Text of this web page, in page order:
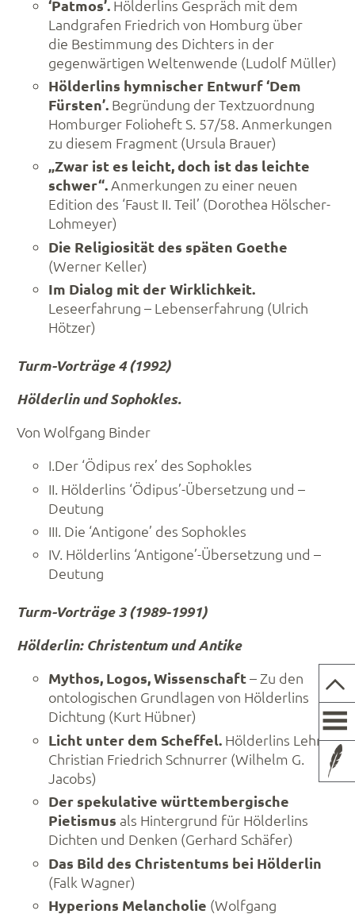
‘Patmos’. Hölderlins Gespräch mit dem
Landgrafen Friedrich von Homburg über
die Bestimmung des Dichters in der
gegenwärtigen Weltenwende (Ludolf Müller)
Hölderlins hymnischer Entwurf ‘Dem
Fürsten’. Begründung der Textzuordnung
Homburger Folioheft S. 57/58. Anmerkungen
zu diesem Fragment (Ursula Brauer)
„Zwar ist es leicht, doch ist das leichte
schwer“.Anmerkungen zu einer neuen
Edition des ‘Faust II. Teil’ (Dorothea Hölscher-
Lohmeyer)
Die Religiosität des späten Goethe
(Werner Keller)
Im Dialog mit der Wirklichkeit.
Leseerfahrung – Lebenserfahrung (Ulrich
Hötzer)
Turm-Vorträge 4 (1992)
Hölderlin und Sophokles.
Von Wolfgang Binder
I.Der ‘Ödipus rex’ des Sophokles
II. Hölderlins ‘Ödipus’-Übersetzung und –
Deutung
III. Die ‘Antigone’ des Sophokles
IV. Hölderlins ‘Antigone’-Übersetzung und –
Deutung
Turm-Vorträge 3 (1989-1991)
Hölderlin: Christentum und Antike
Mythos, Logos, Wissenschaft– Zu den
ontologischen Grundlagen von Hölderlins
Dichtung (Kurt Hübner)
Licht unter dem Scheffel. Hölderlins Lehrer
Christian Friedrich Schnurrer (Wilhelm G.
Jacobs)
Der spekulative württembergische
Pietismus als Hintergrund für Hölderlins
Dichten und Denken (Gerhard Schäfer)
Das Bild des Christentums bei Hölderlin
(Falk Wagner)
Hyperions Melancholie (Wolfgang